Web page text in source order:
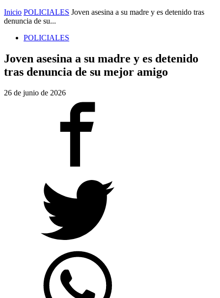
Inicio POLICIALES Joven asesina a su madre y es detenido tras
denuncia de su...
POLICIALES
Joven asesina a su madre y es detenido
tras denuncia de su mejor amigo
26 de junio de 2026